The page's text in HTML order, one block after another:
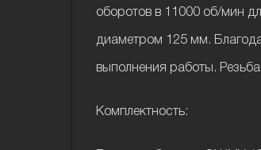
оборотов в 11000 об/мин
диаметром 125 мм.
выполнения работы.
Комплектность: